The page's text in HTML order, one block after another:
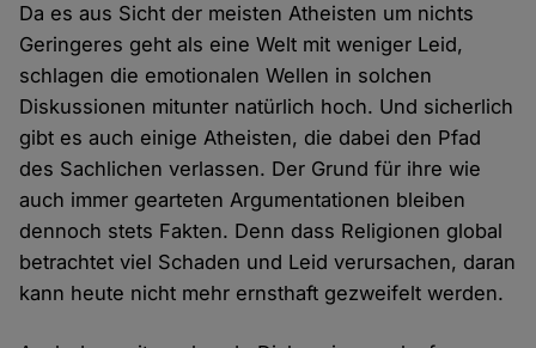
Da es aus Sicht der meisten Atheisten um nichts
Geringeres geht als eine Welt mit weniger Leid,
schlagen die emotionalen Wellen in solchen
Diskussionen mitunter natürlich hoch. Und sicherlich
gibt es auch einige Atheisten, die dabei den Pfad
des Sachlichen verlassen. Der Grund für ihre wie
auch immer gearteten Argumentationen bleiben
dennoch stets Fakten. Denn dass Religionen global
betrachtet viel Schaden und Leid verursachen, daran
kann heute nicht mehr ernsthaft gezweifelt werden.